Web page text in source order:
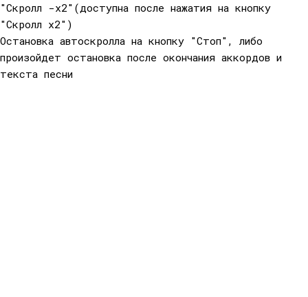
"Скролл -x2"(доступна после нажатия на кнопку
"Скролл x2")
Остановка автоскролла на кнопку "Стоп", либо
произойдет остановка после окончания аккордов и
текста песни